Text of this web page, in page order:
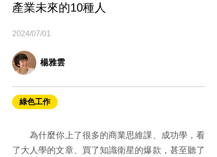
產業未來的10種人
2024/07/01
楊雅雲
綠色工作
為什麼你上了很多的商業思維課、成功學，看
了大人學的文章、買了知識衛星的爆款，甚至聽了